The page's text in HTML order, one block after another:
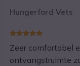
Hungerford Vets
Zeer comfortabel
ontvangstruimte